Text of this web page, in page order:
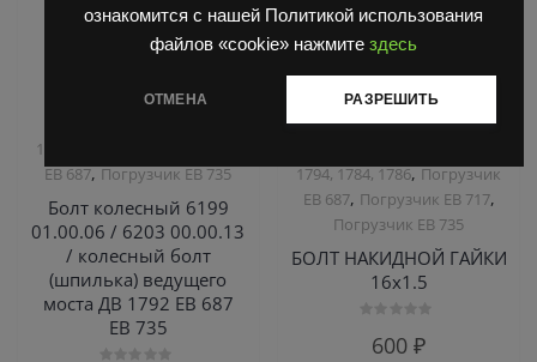
ознакомится с нашей Политикой использования
файлов «cookie» нажмите здесь
ОТМЕНА РАЗРЕШИТЬ
Запчасти Балканкар
1794, 1784, 1786
ЕВ 687,Погрузчик ЕВ 735
Болт колесный 6199
01.00.06 / 6203 00.00.13
/ колесный болт
(шпилька) ведущего
моста ДВ 1792 ЕВ 687
ЕВ 735
Запчасти Балканкар
Погрузчик ДВ 1661 , 1621,
1794, 1784, 1786,Погрузчик
ЕВ 687, Погрузчик ЕВ 717,
Погрузчик ЕВ 735
БОЛТ НАКИДНОЙ ГАЙКИ
16х1.5
600₽